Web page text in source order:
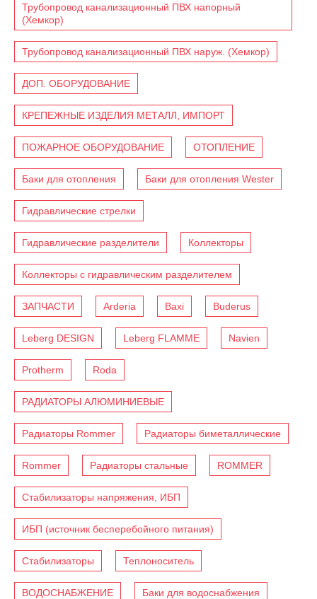
Трубопровод канализационный ПВХ напорный
(Хемкор)
Трубопровод канализационный ПВХ наруж. (Хемкор)
ДОП. ОБОРУДОВАНИЕ
КРЕПЕЖНЫЕ ИЗДЕЛИЯ МЕТАЛЛ, ИМПОРТ
ПОЖАРНОЕ ОБОРУДОВАНИЕ ОТОПЛЕНИЕ
Баки для отопления Баки для отопления Wester
Гидравлические стрелки
Гидравлические разделители Коллекторы
Коллекторы с гидравлическим разделителем
ЗАПЧАСТИ Arderia Baxi Buderus
Leberg DESIGN Leberg FLAMME Navien
Protherm Roda
РАДИАТОРЫ АЛЮМИНИЕВЫЕ
Радиаторы Rommer Радиаторы биметаллические
Rommer Радиаторы стальные ROMMER
Стабилизаторы напряжения, ИБП
ИБП (источник бесперебойного питания)
Стабилизаторы Теплоноситель
ВОДОСНАБЖЕНИЕ Баки для водоснабжения